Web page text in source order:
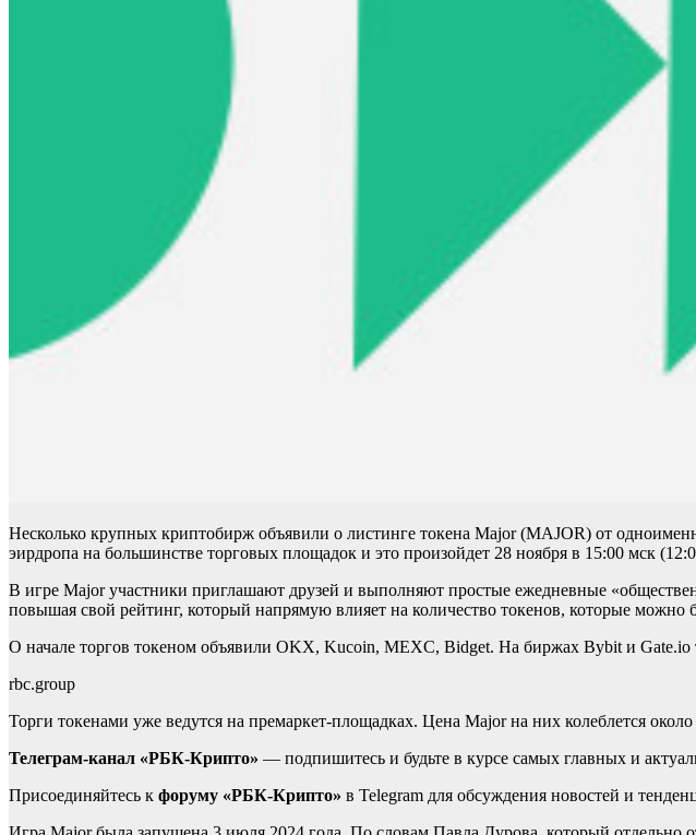
Несколько крупных криптобирж объявили о листинге токена Major (MAJOR) от
эирдропа на большинстве торговых площадок и это произойдет 28 ноября в 15:00 мск
В игре Major участники приглашают друзей и выполняют простые ежедневные
повышая свой рейтинг, который напрямую влияет на количество токенов, которые можно
О начале торгов токеном объявили OKX, Kucoin, MEXC, Bidget. На биржах Bybit и Gate.io
rbc.group
Торги токенами уже ведутся на премаркет-площадках. Цена Major на них колеблется
Телеграм-канал «РБК-Крипто» — подпишитесь и будьте в курсе самых главных и
Присоединяйтесь к форуму «РБК-Крипто» в Telegram для обсуждения новостей и